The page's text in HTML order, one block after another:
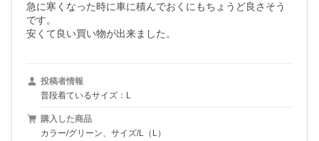
急に寒くなった時に車に積んでおくにもちょうど良さそう
です。
安くて良い買い物が出来ました。
投稿者情報
普段着ているサイズ：L
購入した商品
カラー/グリーン、サイズ/L（L）